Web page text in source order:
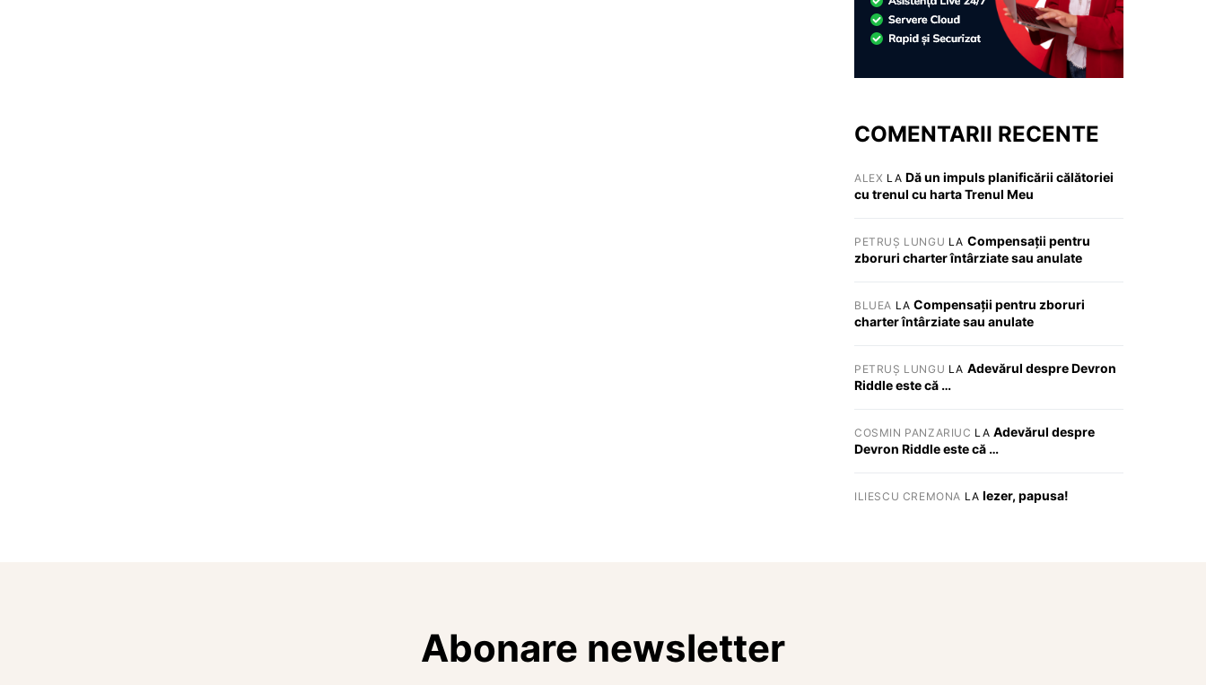
COMENTARII RECENTE
ALEX LA Dă un impuls planificării călătoriei
cu trenul cu harta Trenul Meu
PETRUȘ LUNGU LA Compensații pentru
zboruri charter întârziate sau anulate
BLUEA LACompensații pentru zboruri
charter întârziate sau anulate
PETRUȘ LUNGU LA Adevărul despre Devron
Riddle este că …
COSMIN PANZARIUC LA Adevărul despre
Devron Riddle este că …
ILIESCU CREMONA LA Iezer, papusa!
Abonare newsletter